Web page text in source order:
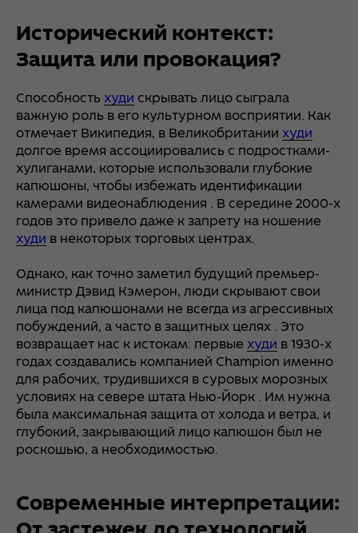
Исторический контекст:
Защита или провокация?
Способность худи скрывать лицо сыграла
важную роль в его культурном восприятии. Как
отмечает Википедия, в Великобритании худи
долгое время ассоциировались с подростками-
хулиганами, которые использовали глубокие
капюшоны, чтобы избежать идентификации
камерами видеонаблюдения . В середине 2000-х
годов это привело даже к запрету на ношение
худи в некоторых торговых центрах.
Однако, как точно заметил будущий премьер-
министр Дэвид Кэмерон, люди скрывают свои
лица под капюшонами не всегда из агрессивных
побуждений, а часто в защитных целях . Это
возвращает нас к истокам: первые худи в 1930-х
годах создавались компанией Champion именно
для рабочих, трудившихся в суровых морозных
условиях на севере штата Нью-Йорк . Им нужна
была максимальная защита от холода и ветра, и
глубокий, закрывающий лицо капюшон был не
роскошью, а необходимостью.
Современные интерпретации: